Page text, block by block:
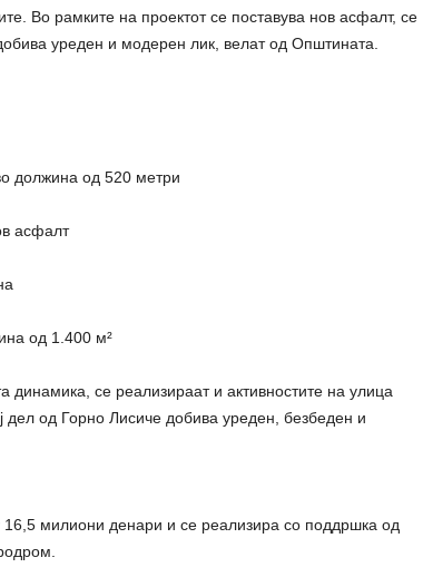
Во рамките на проектот се поставува нов асфалт, се
уреден и модерен лик, велат од Општината.
должина од 520 метри
асфалт
од 1.400 м²
динамика, се реализираат и активностите на улица
дел од Горно Лисиче добива уреден, безбеден и
16,5 милиони денари и се реализира со поддршка од